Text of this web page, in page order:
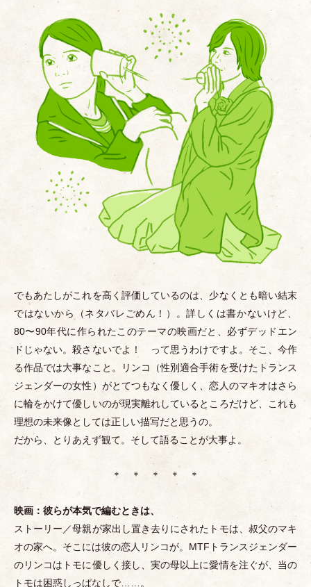
でもあたしがこれを高く評価しているのは、少なくとも暗い結末
ではないから
（ネタバレごめん！ ）
。詳しくは書かないけど、
80〜90年代に作られたこのテーマの映画だと、必ずデッドエン
ドじゃない。殺さないでよ！ って思うわけですよ。そこ、今作
る作品では大事なこと。リンコ
（性別適合手術を受けたトランス
ジェンダーの女性 ） がとてつもなく優しく、恋人のマキオはさら
に輪をかけて優しいのが現実離れしているところだけど、これも
理想の未来像としては正しい描写だと思うの。
だから、とりあえず観て。そして語ることが大事よ。
＊ ＊ ＊ ＊ ＊
映画：彼らが本気で編むときは、
ストーリー／母親が家出し置き去りにされたトモは、叔父のマキ
オの家へ。そこには彼の恋人リンコが。MTFトランスジェンダー
のリンコはトモに優しく接し、実の母以上に愛情を注ぐが、当の
トモは困惑しっぱなしで……。